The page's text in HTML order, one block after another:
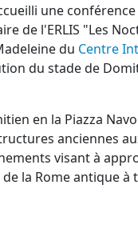
une
de l'ERLIS "Les
du Centre
du stade de
en la Piazza
anciennes
visant à
la Rome antique à